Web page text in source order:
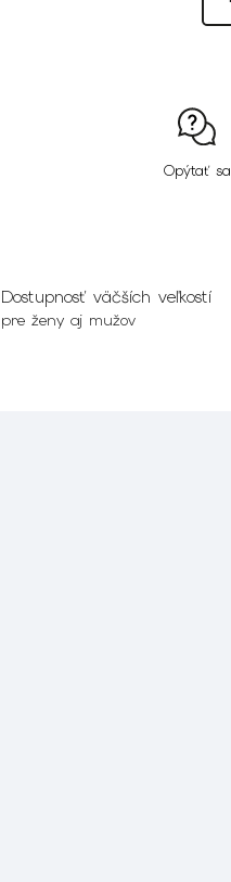
Opýtať sa
Dostupnosť väčších veľkostí
pre ženy aj mužov